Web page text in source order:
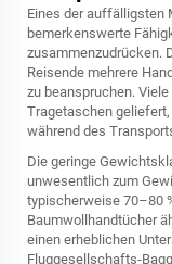
Eines der auffälligsten
bemerkenswerte
zusammenzudrücken.
Reisende mehrere
zu beanspruchen.
Tragetaschen
während des
Die geringe
unwesentlich zum
typischerweise 70–80
Baumwollhandtücher
einen erheblichen
Fluggesellschafts-